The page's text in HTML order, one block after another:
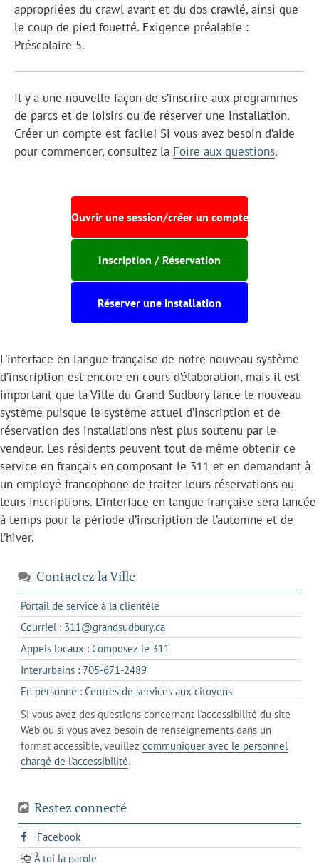
appropriées du crawl avant et du dos crawlé, ainsi que
le coup de pied fouetté. Exigence préalable :
Préscolaire 5.
Il y a une nouvelle façon de s’inscrire aux programmes
de parcs et de loisirs ou de réserver une installation.
Créer un compte est facile! Si vous avez besoin d’aide
pour commencer, consultez la Foire aux questions.
Ouvrir une session/créer un compte
Inscription / Réservation
Réserver une installation
L’interface en langue française de notre nouveau système
d’inscription est encore en cours d’élaboration, mais il est
important que la Ville du Grand Sudbury lance le nouveau
système puisque le système actuel d’inscription et de
réservation des installations n’est plus soutenu par le
vendeur. Les résidents peuvent tout de même obtenir ce
service en français en composant le 311 et en demandant à
un employé francophone de traiter leurs réservations ou
leurs inscriptions. L’interface en langue française sera lancée
à temps pour la période d’inscription de l’automne et de
l’hiver.
Contactez la Ville
Portail de service à la clientèle
dans
un
nouvel
Courriel : 311@grandsudbury.cas'ouvre
dans
votre
de
messagerie
Appels locaux : Composez le 311
dans
un
client
de
votre
téléphone
Interurbains : 705-671-2489s'ouvre
dans
un
client
de
votre
En personne : Centres de services aux citoyenss'ouvre
dans
l'onglet
actuel
Si vous avez des questions concernant l'accessibilité du site
Web ou si vous avez besoin de renseignements dans un
format accessible, veuillez communiquer avec le personnel
chargé de l'accessibilité.
Restez connecté
Facebooks'ouvre
dans
À toi la parole